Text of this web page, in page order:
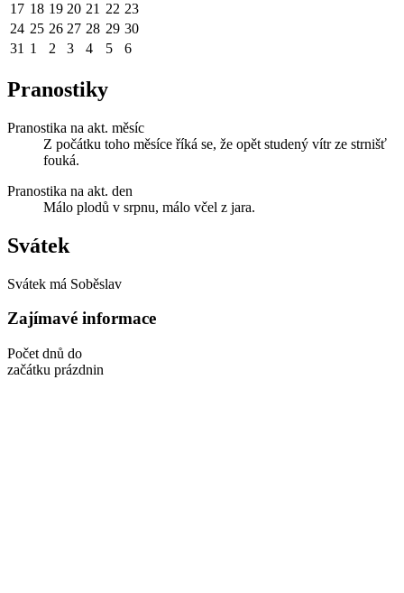
17 18 19 20 21 22 23
24 25 26 27 28 29 30
31 1 2 3 4 5 6
Pranostiky
Pranostika na akt. měsíc
Z počátku toho měsíce říká se, že opět studený vítr ze strnišť
fouká.
Pranostika na akt. den
Málo plodů v srpnu, málo včel z jara.
Svátek
Svátek má Soběslav
Zajímavé informace
Počet dnů do
začátku prázdnin